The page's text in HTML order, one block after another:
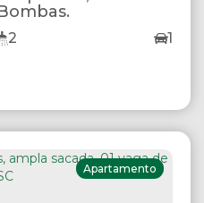
2 1
Apartamento